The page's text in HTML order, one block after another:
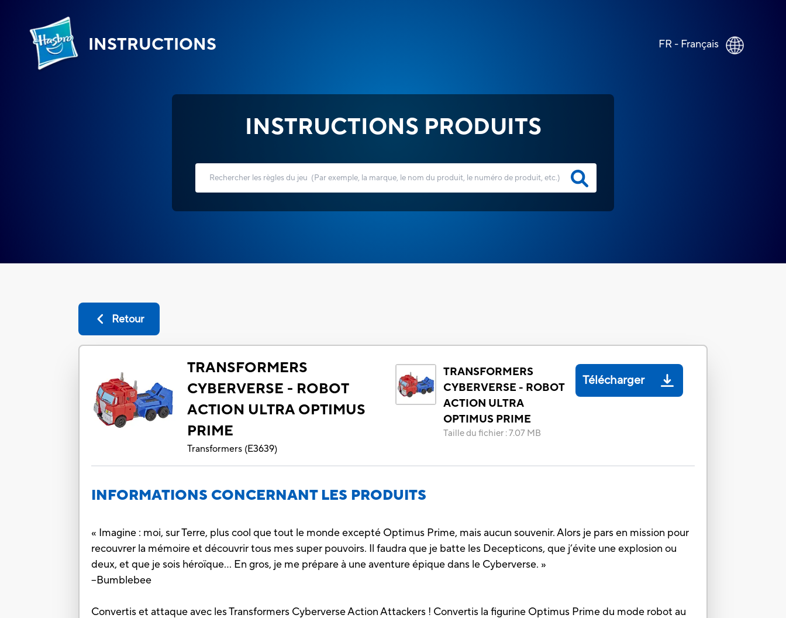
INSTRUCTIONS FR - Français
INSTRUCTIONS PRODUITS
Retour
TRANSFORMERS
CYBERVERSE - ROBOT
ACTION ULTRA OPTIMUS
PRIME
Transformers (E3639)
TRANSFORMERS
CYBERVERSE - ROBOT
ACTION ULTRA
OPTIMUS PRIME
Taille du fichier :7.07 MB
Télécharger
INFORMATIONS CONCERNANT LES PRODUITS
« Imagine : moi, sur Terre, plus cool que tout le monde excepté Optimus Prime, mais aucun souvenir. Alors je pars en mission pour
recouvrer la mémoire et découvrir tous mes super pouvoirs. Il faudra que je batte les Decepticons, que j’évite une explosion ou
deux, et que je sois héroïque... En gros, je me prépare à une aventure épique dans le Cyberverse. »
--Bumblebee
Convertis et attaque avec les Transformers Cyberverse Action Attackers ! Convertis la figurine Optimus Prime du mode robot au